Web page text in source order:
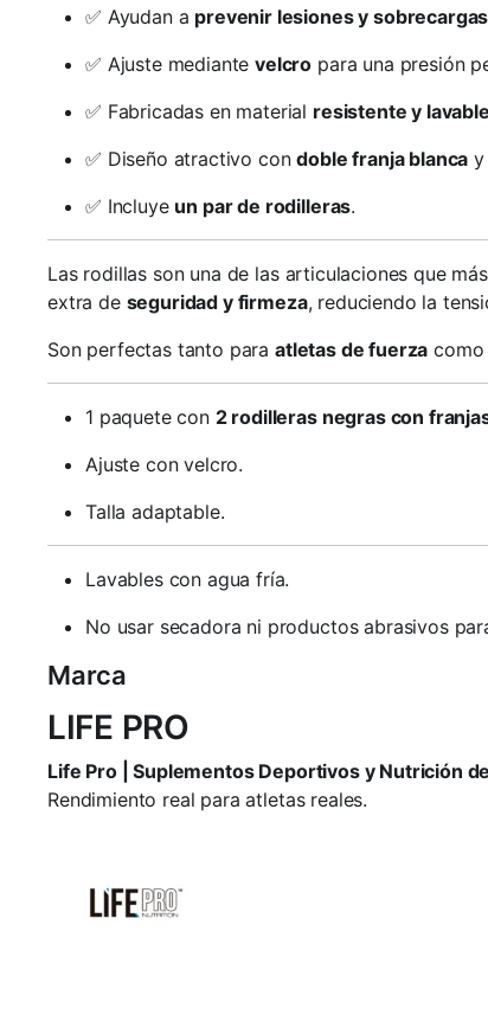
✅ Ayudan a prevenir lesiones y
✅ Ajuste mediantevelcro para una presión
✅ Fabricadas en material resistente y lavable
✅ Diseño atractivo condoble franja blanca y
✅ Incluye un par de rodilleras.
Las rodillas son una de las articulaciones que
extra de seguridad y firmeza, reduciendo la
Son perfectas tanto para atletas de fuerza como
1 paquete con 2 rodilleras negras con
Ajuste con velcro.
Talla adaptable.
Lavables con agua fría.
No usar secadora ni productos abrasivos
Marca
LIFE PRO
Life Pro | Suplementos Deportivos y Nutrición
Rendimiento real para atletas reales.